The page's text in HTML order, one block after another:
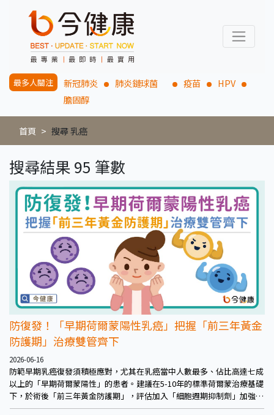
最多人關注 新冠肺炎 肺炎鏈球菌 疫苗
HPV
膽固醇
首頁 搜尋 乳癌
搜尋結果 95 筆數
防復發！「早期荷爾蒙陽性乳癌」把握「前三年黃金
防護期」治療雙管齊下
2026-06-16
防範早期乳癌復發須積極應對，尤其在乳癌當中人數最多、佔比高達七成
以上的「早期荷爾蒙陽性」的患者。建議在5-10年的標準荷爾蒙治療基礎
下，於術後「前三年黃金防護期」，評估加入「細胞週期抑制劑」加強型
輔助治療，主動打開防護傘，對抗復發風險。